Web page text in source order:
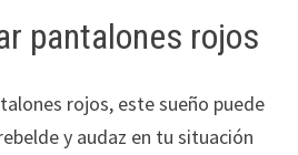
pantalones rojos
rojos, este sueño puede
y audaz en tu situación